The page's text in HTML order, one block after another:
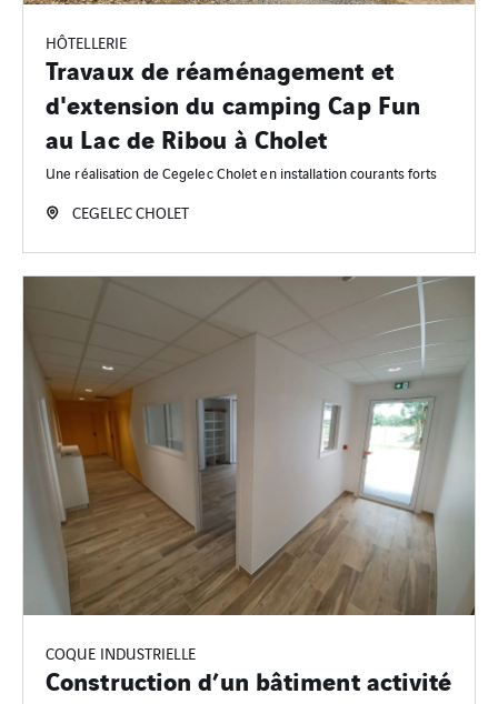
HÔTELLERIE
Travaux de réaménagement et
d'extension du camping Cap Fun
au Lac de Ribou à Cholet
Une réalisation de Cegelec Cholet en installation courants forts
CEGELEC CHOLET
COQUE INDUSTRIELLE
Construction d’un bâtiment activité